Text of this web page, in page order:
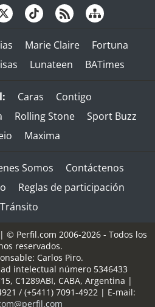
Marie Claire
Fortuna
Lunateen BATimes
Caras
Contigo
Rolling Stone
Sport Buzz
Maxima
Somos
Contáctenos
Reglas de participación
Tránsito
| © Perfil.com 2006-2026 - Todos los
reservados.
Carlos Piro.
intelectual número 5346433
, C1289ABI, CABA, Argentina |
/ (+5411) 7091-4922| E-mail: